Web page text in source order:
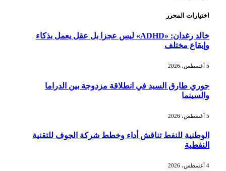
اختيارات المحرر
خالد رغدان: «ADHD» ليس عجزا بل عقل يعمل بذكاء
وإيقاع مختلف
جوري طارق السيد في انطلاقة مزدوجة بين الدراما
والسينما
الوطنية للنفط تناقش أداء وخطط شركة الجوف للتقنية
النفطية